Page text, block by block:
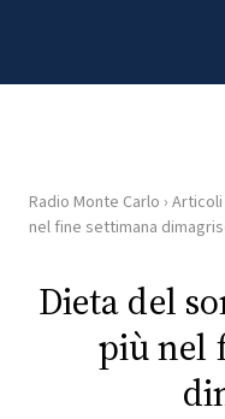
HOME
RADIO
RADIO
Radio Monte Carlo › Articoli
nel fine settimana
Dieta del
più nel